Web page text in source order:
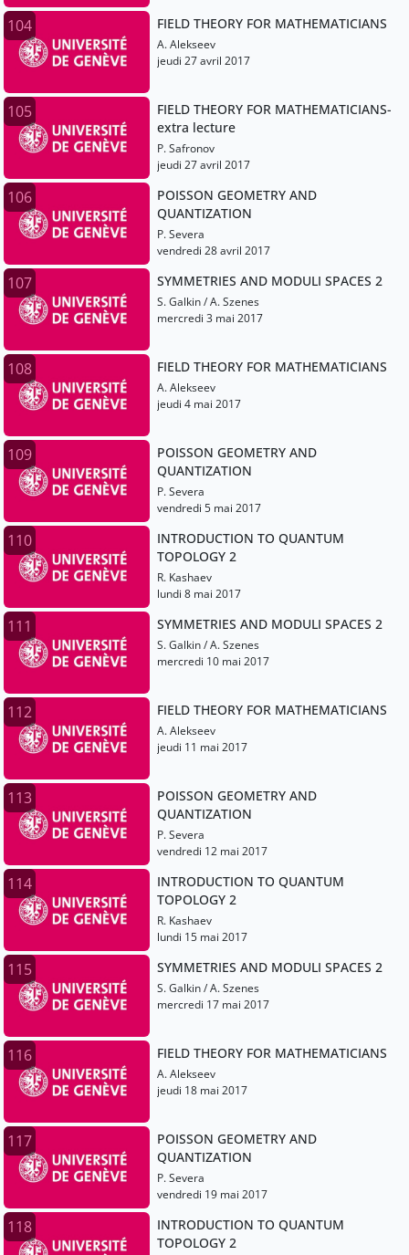
104 FIELD THEORY FOR MATHEMATICIANS
A. Alekseev
jeudi 27 avril 2017
105
FIELD THEORY FOR MATHEMATICIANS-
extra lecture
P. Safronov
jeudi 27 avril 2017
106
POISSON GEOMETRY AND
QUANTIZATION
P. Severa
vendredi 28 avril 2017
107 SYMMETRIES AND MODULI SPACES 2
S. Galkin / A. Szenes
mercredi 3 mai 2017
108 FIELD THEORY FOR MATHEMATICIANS
A. Alekseev
jeudi 4 mai 2017
109
POISSON GEOMETRY AND
QUANTIZATION
P. Severa
vendredi 5 mai 2017
110
INTRODUCTION TO QUANTUM
TOPOLOGY 2
R. Kashaev
lundi 8 mai 2017
111 SYMMETRIES AND MODULI SPACES 2
S. Galkin / A. Szenes
mercredi 10 mai 2017
112 FIELD THEORY FOR MATHEMATICIANS
A. Alekseev
jeudi 11 mai 2017
113
POISSON GEOMETRY AND
QUANTIZATION
P. Severa
vendredi 12 mai 2017
114
INTRODUCTION TO QUANTUM
TOPOLOGY 2
R. Kashaev
lundi 15 mai 2017
115 SYMMETRIES AND MODULI SPACES 2
S. Galkin / A. Szenes
mercredi 17 mai 2017
116 FIELD THEORY FOR MATHEMATICIANS
A. Alekseev
jeudi 18 mai 2017
117
POISSON GEOMETRY AND
QUANTIZATION
P. Severa
vendredi 19 mai 2017
118
INTRODUCTION TO QUANTUM
TOPOLOGY 2